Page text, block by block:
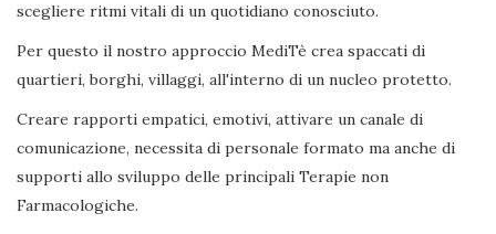
scegliere ritmi vitali di un quotidiano conosciuto.
Per questo il nostro approccio MediTè crea spaccati di
quartieri, borghi, villaggi, all'interno di un nucleo protetto.
Creare rapporti empatici, emotivi, attivare un canale di
comunicazione, necessita di personale formato ma anche di
supporti allo sviluppo delle principali Terapie non
Farmacologiche.